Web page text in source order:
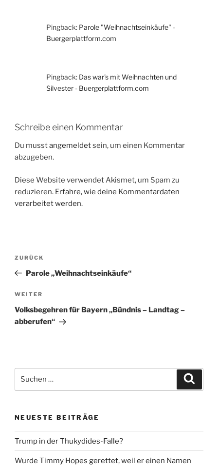
Pingback: Parole "Weihnachtseinkäufe" -
Buergerplattform.com
Pingback: Das war's mit Weihnachten und
Silvester - Buergerplattform.com
Schreibe einen Kommentar
Du musstangemeldetsein, um einen Kommentar
abzugeben.
Diese Website verwendet Akismet, um Spam zu
reduzieren. Erfahre, wie deine Kommentardaten
verarbeitet werden.
Beitragsnavigation
Vorheriger
Beitrag
ZURÜCK
Parole „Weihnachtseinkäufe“
Nächster
Beitrag
WEITER
Volksbegehren für Bayern „Bündnis – Landtag –
abberufen“
nach:
NEUESTE BEITRÄGE
Trump in der Thukydides-Falle?
Wurde Timmy Hopes gerettet, weil er einen Namen